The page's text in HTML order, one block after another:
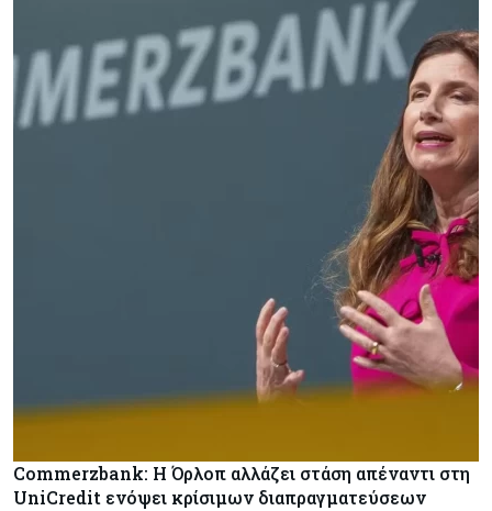
Commerzbank: Η Όρλοπ αλλάζει στάση απέναντι στη
UniCredit ενόψει κρίσιμων διαπραγματεύσεων